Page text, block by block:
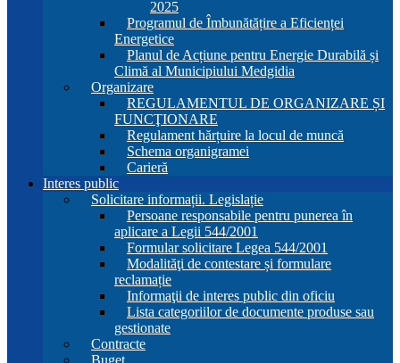
2025
Programul de Îmbunătățire a Eficienței
Energetice
Planul de Acțiune pentru Energie Durabilă și
Climă al Municipiului Medgidia
Organizare
REGULAMENTUL DE ORGANIZARE ȘI
FUNCŢIONARE
Regulament hărțuire la locul de muncă
Schema organigramei
Carieră
Interes public
Solicitare informații. Legislație
Persoane responsabile pentru punerea în
aplicare a Legii 544/2001
Formular solicitare Legea 544/2001
Modalităţi de contestare și formulare
reclamație
Informaţii de interes public din oficiu
Lista categoriilor de documente produse sau
gestionate
Contracte
Buget